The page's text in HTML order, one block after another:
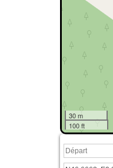
30 m
100 ft